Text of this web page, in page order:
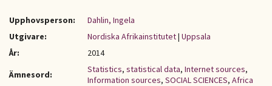
Upphovsperson:
Dahlin, Ingela
Utgivare:
Nordiska Afrikainstitutet| Uppsala
År:
2014
Ämnesord:
Statistics, statistical data, Internet sources,
Information sources, SOCIAL SCIENCES, Africa